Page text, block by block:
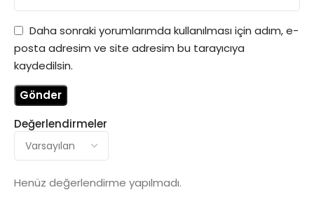
Değerlendirmeler
Henüz değerlendirme yapılmadı.
Daha sonraki yorumlarımda kullanılması için adım, e-
posta adresim ve site adresim bu tarayıcıya
kaydedilsin.